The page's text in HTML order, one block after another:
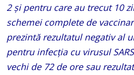
2 și pentru care au trecut 10
schemei complete de
prezintă rezultatul negativ al
pentru infecția cu virusul
vechi de 72 de ore sau